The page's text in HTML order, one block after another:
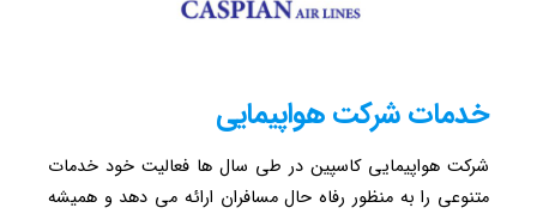
خدمات شرکت هواپیمایی
شرکت هواپیمایی کاسپین در طی سال ها فعالیت خود خدمات
متنوعی را به منظور رفاه حال مسافران ارائه می دهد و همیشه